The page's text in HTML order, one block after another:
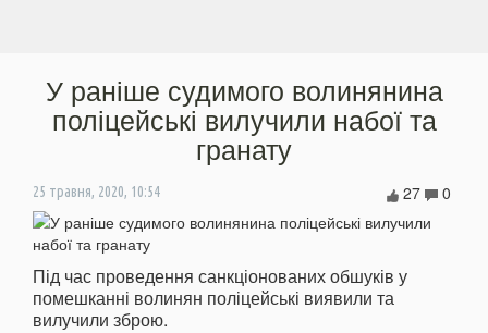
У раніше судимого волинянина
поліцейські вилучили набої та
гранату
25 травня, 2020, 10:54 0
27
Під час проведення санкціонованих обшуків у
помешканні волинян поліцейські виявили та
вилучили зброю.